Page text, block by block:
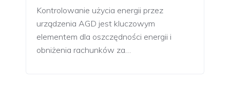
Kontrolowanie użycia energii przez
urządzenia AGD jest kluczowym
elementem dla oszczędności energii i
obniżenia rachunków za…